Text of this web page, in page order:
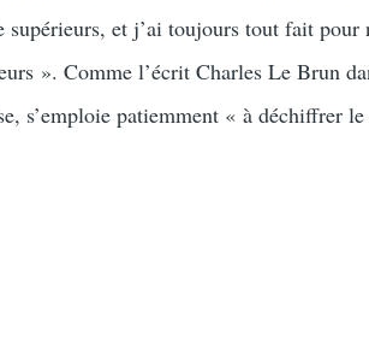
supérieurs, et j’ai toujours tout fait pour
». Comme l’écrit Charles Le Brun
s’emploie patiemment « à déchiffrer